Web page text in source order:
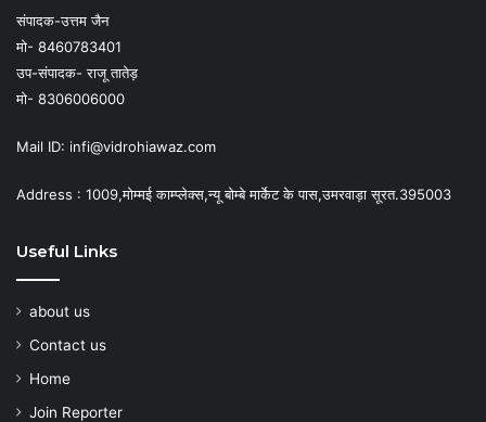
संपादक-उत्तम जैन
मो- 8460783401
उप-संपादक- राजू तातेड़
मो- 8306006000
Mail ID: infi@vidrohiawaz.com
Address : 1009,मोम्मई काम्प्लेक्स,न्यू बोम्बे मार्केट के पास,उमरवाड़ा सूरत.395003
Useful Links
about us
Contact us
Home
Join Reporter